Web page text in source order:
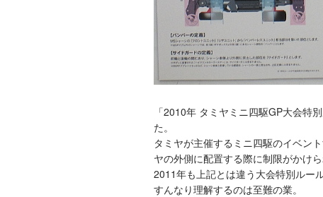
「2010年 タミヤミニ四駆GP大会特
た。
タミヤが主催するミニ四駆のイベン
ヤの外側に配置する際に制限がかけら
2011年も上記とは違う大会特別ルー
すんなり理解するのは至難の業。